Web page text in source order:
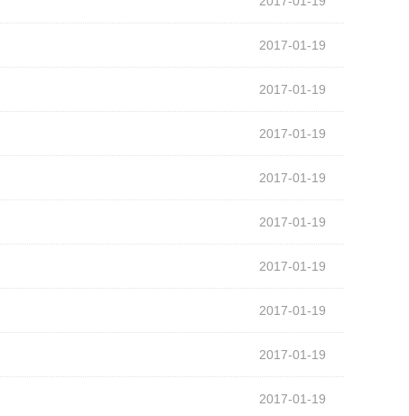
2017-01-19
2017-01-19
2017-01-19
2017-01-19
2017-01-19
2017-01-19
2017-01-19
2017-01-19
2017-01-19